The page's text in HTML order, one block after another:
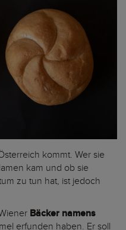
kommt. Wer sie
kam und ob sie
zu tun hat, ist jedoch
Bäcker namens
erfunden haben. Er soll